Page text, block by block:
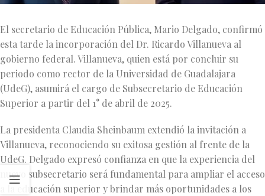
El secretario de Educación Pública, Mario Delgado, confirmó
esta tarde la incorporación del Dr. Ricardo Villanueva al
gobierno federal. Villanueva, quien está por concluir su
periodo como rector de la Universidad de Guadalajara
(UdeG), asumirá el cargo de Subsecretario de Educación
Superior a partir del 1° de abril de 2025.
La presidenta Claudia Sheinbaum extendió la invitación a
Villanueva, reconociendo su exitosa gestión al frente de la
UdeG. Delgado expresó confianza en que la experiencia del
nuevo subsecretario será fundamental para ampliar el acceso
a la educación superior y brindar más oportunidades a los